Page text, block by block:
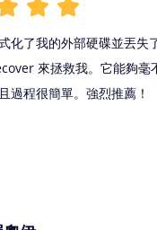
化了我的外部硬碟並丟失
來拯救我。它能夠毫
過程很簡單。強烈推薦！